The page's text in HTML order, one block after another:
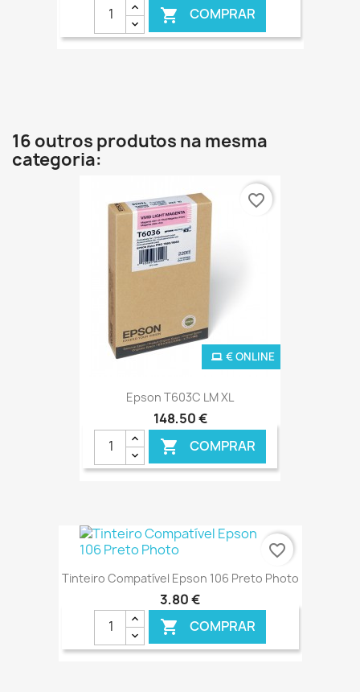
 COMPRAR
16 outros produtos na mesma
categoria:
Epson T603C LM XL
148,50 €
 COMPRAR
€ ONLINE
favorite_border
Tinteiro Compatível Epson 106 Preto Photo
3,80 €
 COMPRAR
favorite_border